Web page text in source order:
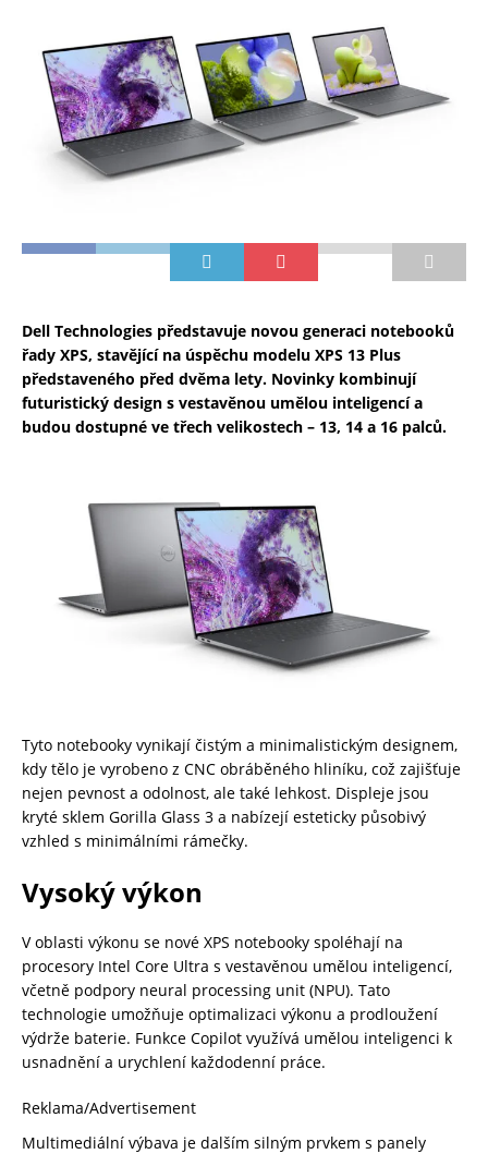
Dell Technologies představuje novou generaci notebooků
řady XPS, stavějící na úspěchu modelu XPS 13 Plus
představeného před dvěma lety. Novinky kombinují
futuristický design s vestavěnou umělou inteligencí a
budou dostupné ve třech velikostech – 13, 14 a 16 palců.
Tyto notebooky vynikají čistým a minimalistickým designem,
kdy tělo je vyrobeno z CNC obráběného hliníku, což zajišťuje
nejen pevnost a odolnost, ale také lehkost. Displeje jsou
kryté sklem Gorilla Glass 3 a nabízejí esteticky působivý
vzhled s minimálními rámečky.
Vysoký výkon
V oblasti výkonu se nové XPS notebooky spoléhají na
procesory Intel Core Ultra s vestavěnou umělou inteligencí,
včetně podpory neural processing unit (NPU). Tato
technologie umožňuje optimalizaci výkonu a prodloužení
výdrže baterie. Funkce Copilot využívá umělou inteligenci k
usnadnění a urychlení každodenní práce.
Reklama/Advertisement
Multimediální výbava je dalším silným prvkem s panely